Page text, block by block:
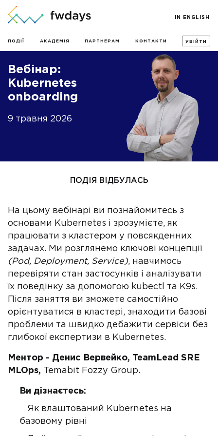
ПОДІЇ АКАДЕМІЯ ПАРТНЕРАМ КОНТАКТИ УВІЙТИ
IN ENGLISH
Вебінар:
Kubernetes
onboarding
9 травня 2026
ПОДІЯ ВІДБУЛАСЬ
На цьому вебінарі ви познайомитесь з
основами Kubernetes і зрозумієте, як
працювати з кластером у повсякденних
задачах. Ми розглянемо ключові концепції
(Pod, Deployment, Service), навчимось
перевіряти стан застосунків і аналізувати
їх поведінку за допомогою kubectl та K9s.
Після заняття ви зможете самостійно
орієнтуватися в кластері, знаходити базові
проблеми та швидко дебажити сервіси без
глибокої експертизи в Kubernetes.
Ментор - Денис Вервейко, TeamLead SRE
MLOps, Temabit Fozzy Group.
Ви дізнаєтесь:
Як влаштований Kubernetes на
базовому рівні